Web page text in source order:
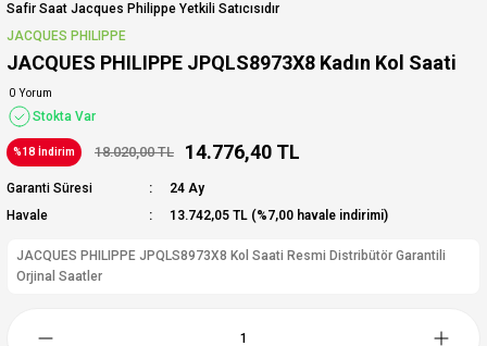
Safir Saat Jacques Philippe Yetkili Satıcısıdır
JACQUES PHILIPPE
JACQUES PHILIPPE JPQLS8973X8 Kadın Kol Saati
0 Yorum
Stokta Var
%18 İndirim 18.020,00 TL 14.776,40 TL
Garanti Süresi
24 Ay
Havale
13.742,05 TL (%7,00 havale indirimi)
JACQUES PHILIPPE JPQLS8973X8 Kol Saati Resmi Distribütör Garantili
Orjinal Saatler